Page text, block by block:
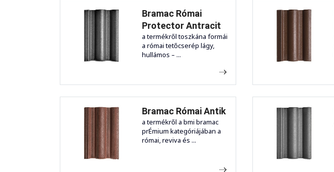
Bramac Római
Protector Antracit
a termékről toszkána formái
a római tetőcserép lágy,
hullámos – ...
Bramac Római Antik
a termékről a bmi bramac
prÉmium kategóriájában a
római, reviva és ...